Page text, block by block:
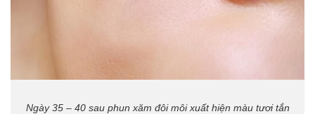
Ngày 35 – 40 sau phun xăm đôi môi xuất hiện màu tươi tắn